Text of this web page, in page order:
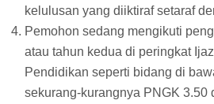
kelulusan yang diiktiraf setaraf
Pemohon sedang mengikuti
atau tahun kedua di peringkat
Pendidikan seperti bidang di
sekurang-kurangnya PNGK 3.50